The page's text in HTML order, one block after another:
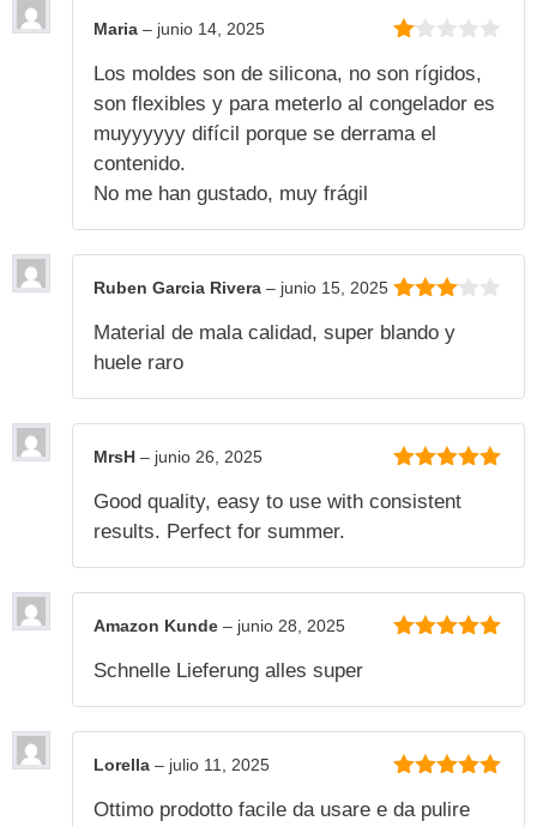
de
5
Maria – junio 14, 2025
Los moldes son de silicona, no son rígidos,
son flexibles y para meterlo al congelador es
muyyyyyy difícil porque se derrama el
contenido.
No me han gustado, muy frágil
Ruben Garcia Rivera – junio 15, 2025
Material de mala calidad, super blando y
huele raro
MrsH – junio 26, 2025
Good quality, easy to use with consistent
results. Perfect for summer.
Amazon Kunde – junio 28, 2025
Schnelle Lieferung alles super
Lorella – julio 11, 2025
Ottimo prodotto facile da usare e da pulire